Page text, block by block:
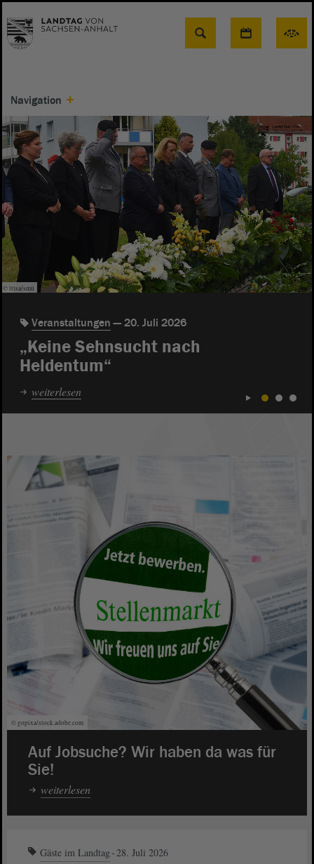
Suche
Navigation
© ltlsa/smü
Veranstaltungen 20. Juli 2026
„Keine Sehnsucht nach
Heldentum“
weiterlesen
© gopixa/stock.adobe.com
Auf Jobsuche? Wir haben da was für
Sie!
weiterlesen
Gäste im Landtag 28. Juli 2026